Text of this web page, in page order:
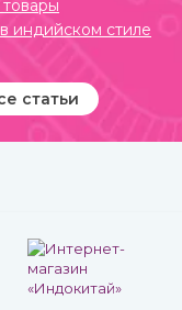
индийском стиле
статьи